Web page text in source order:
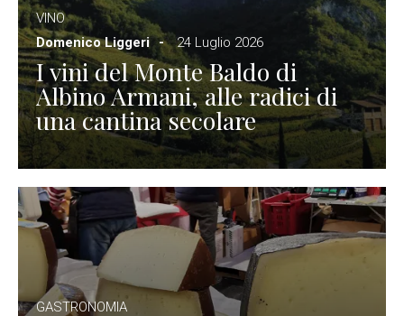
VINO
Domenico Liggeri
24 Luglio 2026
I vini del Monte Baldo di
Albino Armani, alle radici di
una cantina secolare
GASTRONOMIA